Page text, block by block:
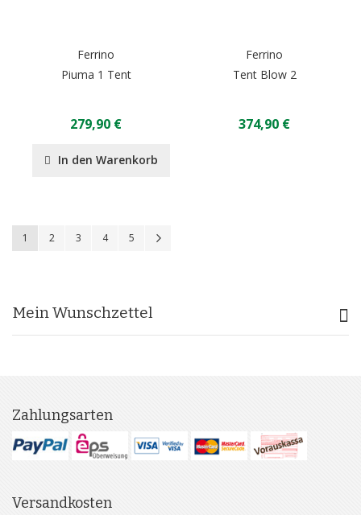
Ferrino
Piuma 1 Tent
279,90 €
In den Warenkorb
Ferrino
Tent Blow 2
374,90 €
Sie lesen gerade Seite
1 Seite
2 Seite
3 Seite
4 Seite
5
Mein Wunschzettel
Zahlungsarten
Versandkosten